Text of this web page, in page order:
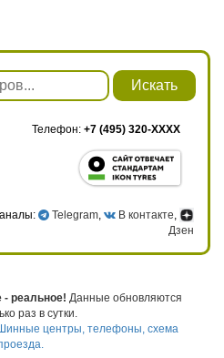
Искать
Телефон: +7 (495) 320-XXXX
Telegram , В контакте
Дзен
- реальное! Данные обновляются
раз в сутки.
центры, телефоны, схема